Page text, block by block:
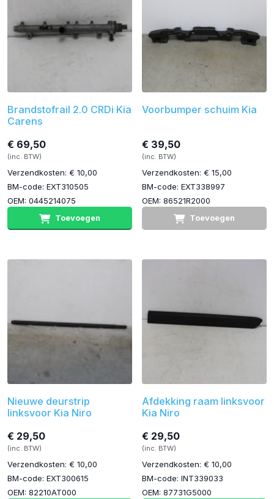
Brandstofrail 2.0 CRDi Kia
Carens
€ 69,50
(inc. BTW)
Verzendkosten: € 10,00
BM-code: EXT310505
OEM: 0445214075
Toevoegen
Voorbumper schuim Kia
€ 39,50
(inc. BTW)
Verzendkosten: € 15,00
BM-code: EXT338997
OEM: 86521R2000
Toevoegen
Nieuwe deurstrip
linksvoor Kia Niro
€ 29,50
(inc. BTW)
Verzendkosten: € 10,00
BM-code: EXT300615
OEM: 82210AT000
Afdekking raam linksvoor
Kia Niro
€ 29,50
(inc. BTW)
Verzendkosten: € 10,00
BM-code: INT339033
OEM: 87731G5000